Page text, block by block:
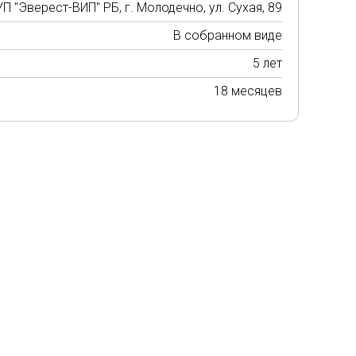
"Эверест-ВИП" РБ, г. Молодечно, ул. Сухая, 89
В собранном виде
5 лет
18 месяцев